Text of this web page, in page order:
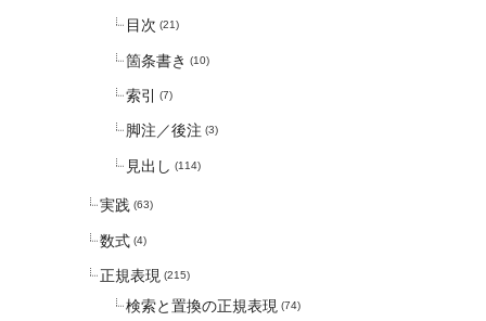
目次 (21)
箇条書き (10)
索引 (7)
脚注／後注 (3)
見出し (114)
実践 (63)
数式 (4)
正規表現 (215)
検索と置換の正規表現 (74)